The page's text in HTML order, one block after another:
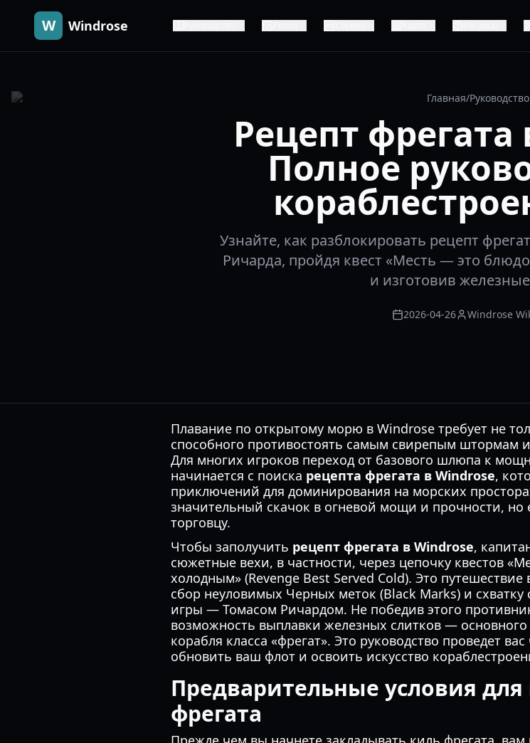
W Windrose
Главная/Руководство
Рецепт фрегата
Полное
Узнайте, как разблокировать рецепт
Ричарда, пройдя квест «Месть — это
и изготовив
2026-04-26 Windrose
Плавание по открытому морю в Windrose требует не
способного противостоять самым свирепым штормам
Для многих игроков переход от базового шлюпа к
начинается с поиска рецепта фрегата в Windrose,
приключений для доминирования на морских
значительный скачок в огневой мощи и прочности, но
торговцу.
Чтобы заполучить рецепт фрегата в Windrose,
сюжетные вехи, в частности, через цепочку квестов
холодным» (Revenge Best Served Cold). Это
сбор неуловимых Черных меток (Black Marks) и
игры — Томасом Ричардом. Не победив этого
возможность выплавки железных слитков —
корабля класса «фрегат». Это руководство проведет
обновить ваш флот и освоить искусство
Предварительные условия
фрегата